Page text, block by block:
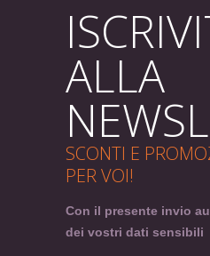
ALLA
SCONTI E
PER VOI!
Con il presente invio
dei vostri dati sensibili